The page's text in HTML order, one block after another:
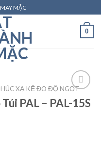
MẶC
0
XẠ KẾ ĐO ĐỘ NGỌT
PAL – PAL-15S